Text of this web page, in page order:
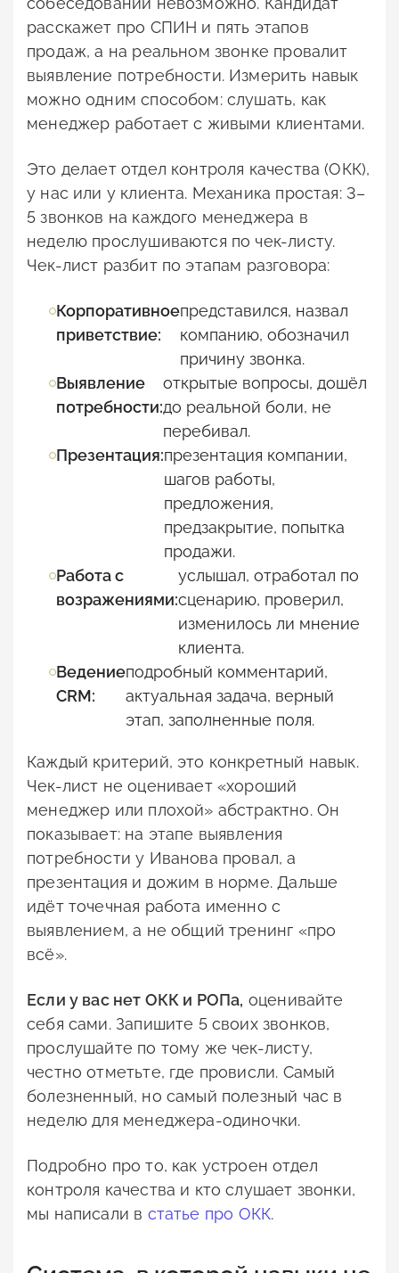
расскажет про СПИН и пять этапов
продаж, а на реальном звонке провалит
выявление потребности. Измерить навык
можно одним способом: слушать, как
менеджер работает с живыми клиентами.
Это делает отдел контроля качества (ОКК),
у нас или у клиента. Механика простая: 3–
5 звонков на каждого менеджера в
неделю прослушиваются по чек-листу.
Чек-лист разбит по этапам разговора:
Корпоративное
приветствие:
представился, назвал
компанию, обозначил
причину звонка.
Выявление
потребности:
открытые вопросы, дошёл
до реальной боли, не
перебивал.
Презентация:презентация компании,
шагов работы,
предложения,
предзакрытие, попытка
продажи.
Работа с
возражениями:
услышал, отработал по
сценарию, проверил,
изменилось ли мнение
клиента.
Ведение
CRM:
подробный комментарий,
актуальная задача, верный
этап, заполненные поля.
Каждый критерий, это конкретный навык.
Чек-лист не оценивает «хороший
менеджер или плохой» абстрактно. Он
показывает: на этапе выявления
потребности у Иванова провал, а
презентация и дожим в норме. Дальше
идёт точечная работа именно с
выявлением, а не общий тренинг «про
всё».
Если у вас нет ОКК и РОПа, оценивайте
себя сами. Запишите 5 своих звонков,
прослушайте по тому же чек-листу,
честно отметьте, где провисли. Самый
болезненный, но самый полезный час в
неделю для менеджера-одиночки.
Подробно про то, как устроен отдел
контроля качества и кто слушает звонки,
мы написали в статье про ОКК.